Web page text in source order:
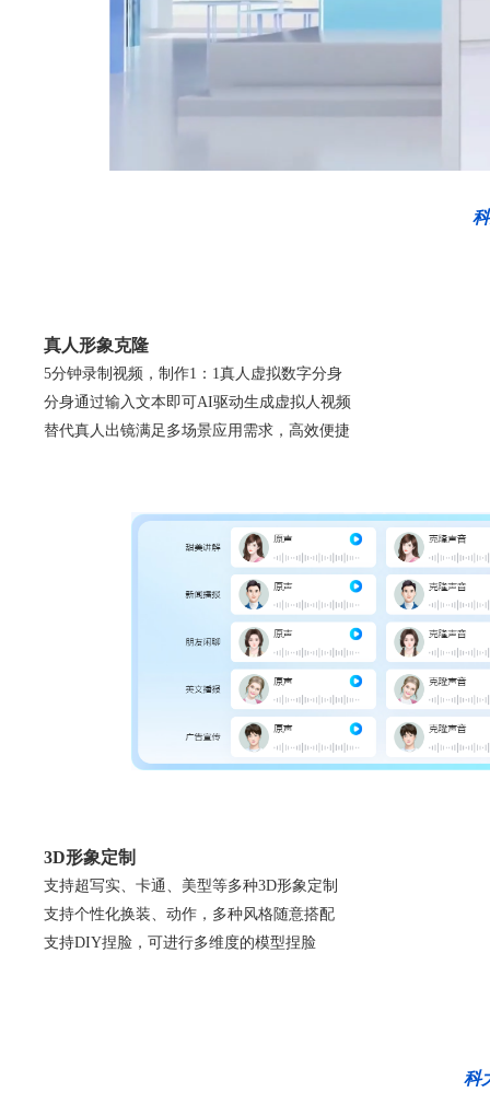
真人形象克隆
5分钟录制视频，制作1：1真人虚拟数字分身
分身通过输入文本即可AI驱动生成虚拟人视频
替代真人出镜满足多场景应用需求，高效便捷
3D形象定制
支持超写实、卡通、美型等多种3D形象定制
支持个性化换装、动作，多种风格随意搭配
支持DIY捏脸，可进行多维度的模型捏脸
科